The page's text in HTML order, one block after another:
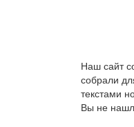
Наш сайт
собрали
текстами
Вы не